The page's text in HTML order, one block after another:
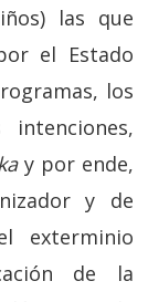
las que
el Estado
los
y por ende,
y de
exterminio
de la